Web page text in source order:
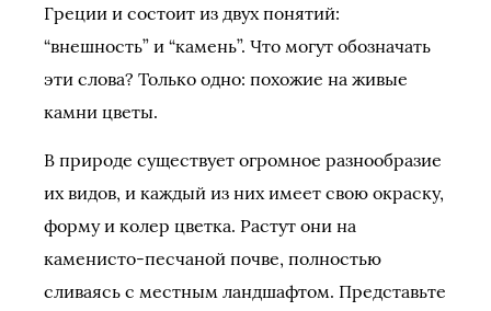
Греции и состоит из двух понятий:
“внешность” и “камень”. Что могут обозначать
эти слова? Только одно: похожие на живые
камни цветы.
В природе существует огромное разнообразие
их видов, и каждый из них имеет свою окраску,
форму и колер цветка. Растут они на
каменисто-песчаной почве, полностью
сливаясь с местным ландшафтом. Представьте